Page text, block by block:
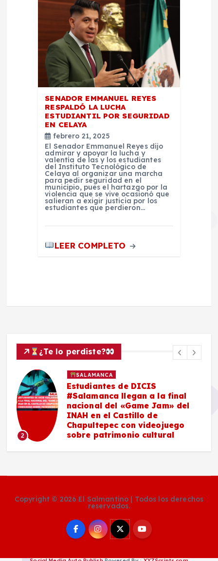
SENADOR EMMANUEL REYES
RESPALDÓ LA LUCHA
ESTUDIANTIL POR SEGURIDAD
EN CELAYA
febrero 21, 2025
El Senador Emmanuel Reyes dijo
admirar y apoyar la lucha y
valentía de las y los estudiantes
del Instituto Tecnológico de
Celaya al organizar una marcha
para pedir seguridad en el
municipio, pues el hartazgo por la
violencia que se vive ocasionó que
salieran a exigir justicia por los
estudiantes que perdieron…
LEER COMPLETO
¿Te lo perdiste?
2
SALAMANCA
Estudiantes de DICIS
#Salamanca llegan a la final
nacional del «Game Jam» del
INAH en el Castillo de
Chapultepec con videojuego
sobre patrimonio cultural
Copyright © 2026 El Salmantino | Todos los derechos
reservados.